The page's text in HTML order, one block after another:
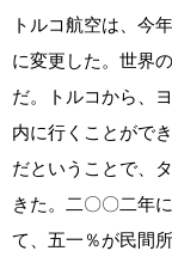
トルコ航空は、今
に変更した。世界
だ。トルコから、
内に行くことがで
だということで、
きた。二〇〇二年
て、五一％が民間